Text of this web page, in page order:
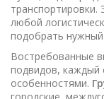
транспортировки.
любой
подобрать нужный
Востребованные
подвидов, каждый
особенностями.